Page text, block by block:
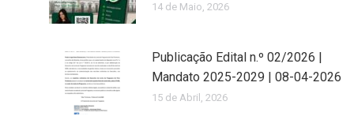
14 de Maio, 2026
Publicação Edital n.º 02/2026 |
Mandato 2025-2029 | 08-04-2026
15 de Abril, 2026